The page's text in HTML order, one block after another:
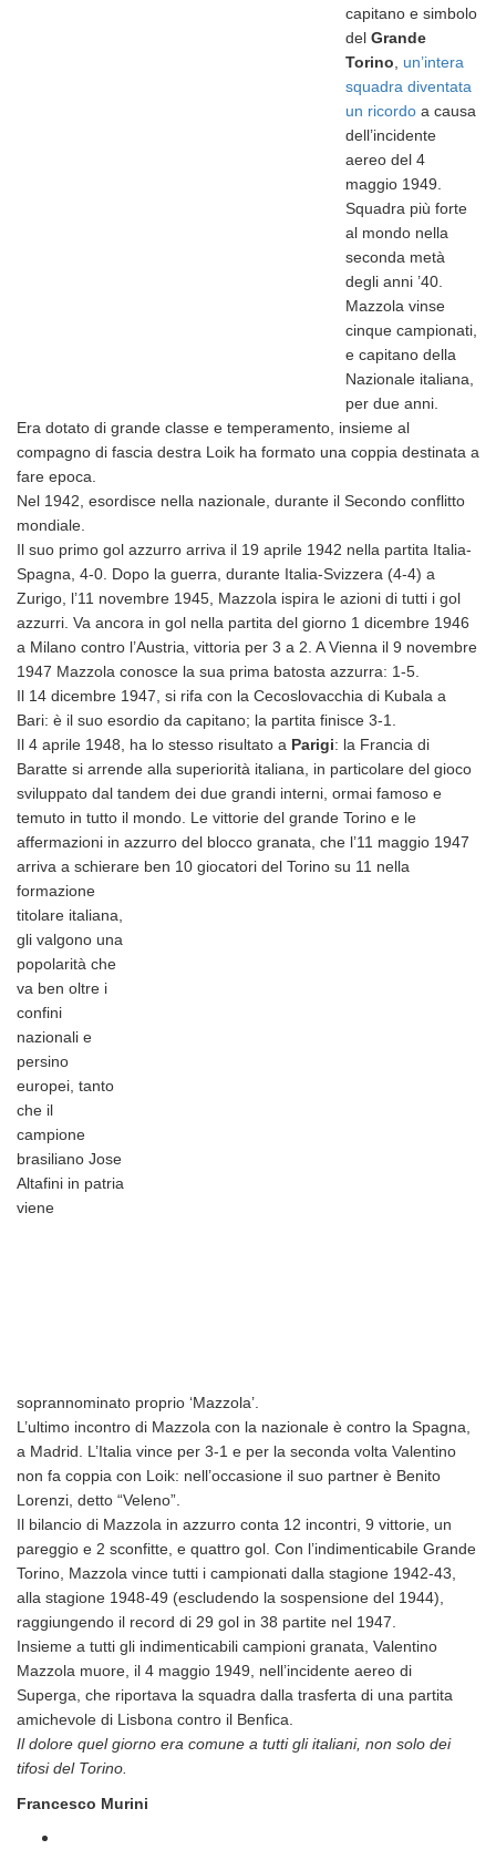
capitano e simbolo
del Grande
Torino, un’intera
squadra diventata
un ricordo a causa
dell’incidente
aereo del 4
maggio 1949.
Squadra più forte
al mondo nella
seconda metà
degli anni ’40.
Mazzola vinse
cinque campionati,
e capitano della
Nazionale italiana,
per due anni.
Era dotato di grande classe e temperamento, insieme al
compagno di fascia destra Loik ha formato una coppia destinata a
fare epoca.
Nel 1942, esordisce nella nazionale, durante il Secondo conflitto
mondiale.
Il suo primo gol azzurro arriva il 19 aprile 1942 nella partita Italia-
Spagna, 4-0. Dopo la guerra, durante Italia-Svizzera (4-4) a
Zurigo, l’11 novembre 1945, Mazzola ispira le azioni di tutti i gol
azzurri. Va ancora in gol nella partita del giorno 1 dicembre 1946
a Milano contro l’Austria, vittoria per 3 a 2. A Vienna il 9 novembre
1947 Mazzola conosce la sua prima batosta azzurra: 1-5.
Il 14 dicembre 1947, si rifa con la Cecoslovacchia di Kubala a
Bari: è il suo esordio da capitano; la partita finisce 3-1.
Il 4 aprile 1948, ha lo stesso risultato a Parigi: la Francia di
Baratte si arrende alla superiorità italiana, in particolare del gioco
sviluppato dal tandem dei due grandi interni, ormai famoso e
temuto in tutto il mondo. Le vittorie del grande Torino e le
affermazioni in azzurro del blocco granata, che l’11 maggio 1947
arriva a schierare ben 10 giocatori del Torino su 11 nella
formazione
titolare italiana,
gli valgono una
popolarità che
va ben oltre i
confini
nazionali e
persino
europei, tanto
che il
campione
brasiliano Jose
Altafini in patria
viene
soprannominato proprio ‘Mazzola’.
L’ultimo incontro di Mazzola con la nazionale è contro la Spagna,
a Madrid. L’Italia vince per 3-1 e per la seconda volta Valentino
non fa coppia con Loik: nell’occasione il suo partner è Benito
Lorenzi, detto “Veleno”.
Il bilancio di Mazzola in azzurro conta 12 incontri, 9 vittorie, un
pareggio e 2 sconfitte, e quattro gol. Con l’indimenticabile Grande
Torino, Mazzola vince tutti i campionati dalla stagione 1942-43,
alla stagione 1948-49 (escludendo la sospensione del 1944),
raggiungendo il record di 29 gol in 38 partite nel 1947.
Insieme a tutti gli indimenticabili campioni granata, Valentino
Mazzola muore, il 4 maggio 1949, nell’incidente aereo di
Superga, che riportava la squadra dalla trasferta di una partita
amichevole di Lisbona contro il Benfica.
Il dolore quel giorno era comune a tutti gli italiani, non solo dei
tifosi del Torino.
Francesco Murini